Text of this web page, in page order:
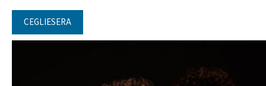
CEGLIESERA